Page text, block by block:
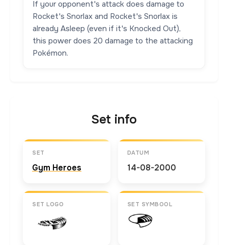
If your opponent's attack does damage to
Rocket's Snorlax and Rocket's Snorlax is
already Asleep (even if it's Knocked Out),
this power does 20 damage to the attacking
Pokémon.
Set info
SET
Gym Heroes
DATUM
14-08-2000
SET LOGO SET SYMBOOL